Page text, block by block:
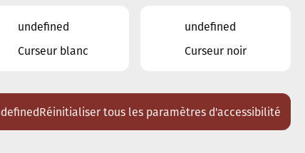
undefined
Curseur blanc
undefined
Curseur noir
Réinitialiser tous les paramètres d'accessibilité